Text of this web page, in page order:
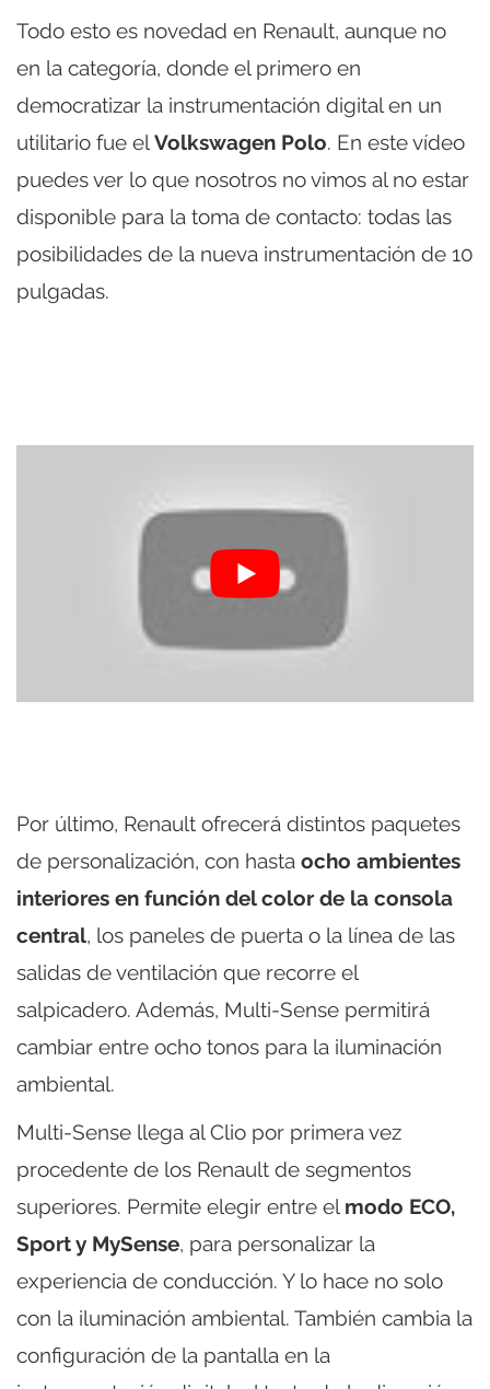
Todo esto es novedad en Renault, aunque no
en la categoría, donde el primero en
democratizar la instrumentación digital en un
utilitario fue elVolkswagen Polo. En este vídeo
puedes ver lo que nosotros no vimos al no estar
disponible para la toma de contacto: todas las
posibilidades de la nueva instrumentación de 10
pulgadas.
Por último, Renault ofrecerá distintos paquetes
de personalización, con hasta ocho ambientes
interiores en función del color de la consola
central, los paneles de puerta o la línea de las
salidas de ventilación que recorre el
salpicadero. Además, Multi-Sense permitirá
cambiar entre ocho tonos para la iluminación
ambiental.
Multi-Sense llega al Clio por primera vez
procedente de los Renault de segmentos
superiores. Permite elegir entre el modo ECO,
Sport y MySense, para personalizar la
experiencia de conducción. Y lo hace no solo
con la iluminación ambiental. También cambia la
configuración de la pantalla en la